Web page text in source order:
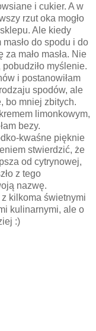
i cukier. A w
rzut oka mogło
Ale kiedy
do spodu i do
za mało masła. Nie
myślenie.
i postanowiłam
spodów, ale
bo mniej zbitych.
limonkowym,
bezy.
kwaśne pięknie
stwierdzić, że
od cytrynowej,
z tego
nazwę.
kilkoma świetnymi
kulinarnymi, ale o
:)